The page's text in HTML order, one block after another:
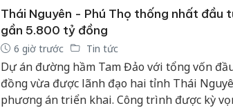
Thái Nguyên - Phú Thọ thống nhất đầu
gần 5.800 tỷ đồng
6 giờ trước Tin tức
Dự án đường hầm Tam Đảo với tổng vốn
đồng vừa được lãnh đạo hai tỉnh Thái
phương án triển khai. Công trình được kỳ